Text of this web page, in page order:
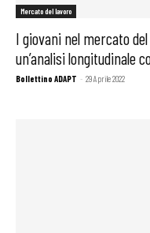
Mercato del lavoro
I giovani nel mercato
un’analisi longitudinale
Bollettino ADAPT - 29 Aprile 2022